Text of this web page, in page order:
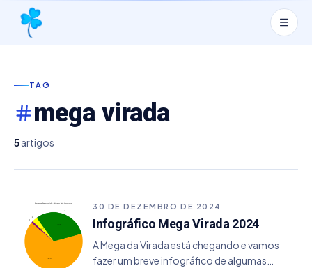
TAG
mega virada
5artigos
30 DE DEZEMBRO DE 2024
Infográfico Mega Virada 2024
A Mega da Virada está chegando e vamos
fazer um breve infográfico de algumas